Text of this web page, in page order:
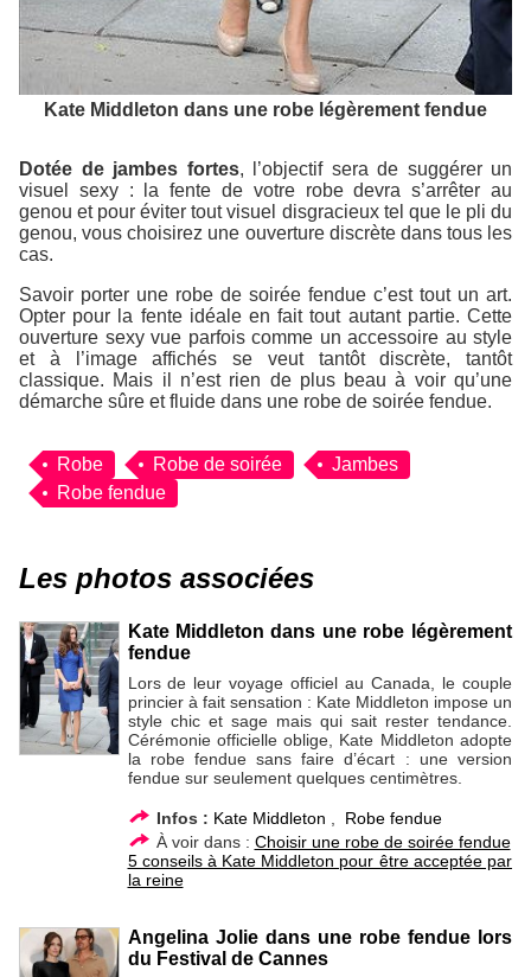
Kate Middleton dans une robe légèrement fendue
Dotée de jambes fortes, l’objectif sera de suggérer un
visuel sexy : la fente de votre robe devra s’arrêter au
genou et pour éviter tout visuel disgracieux tel que le pli du
genou, vous choisirez une ouverture discrète dans tous les
cas.
Savoir porter une robe de soirée fendue c’est tout un art.
Opter pour la fente idéale en fait tout autant partie. Cette
ouverture sexy vue parfois comme un accessoire au style
et à l’image affichés se veut tantôt discrète, tantôt
classique. Mais il n’est rien de plus beau à voir qu’une
démarche sûre et fluide dans une robe de soirée fendue.
Robe Robe de soirée
Jambes
Robe fendue
Les photos associées
Kate Middleton dans une robe légèrement
fendue
Lors de leur voyage officiel au Canada, le couple
princier à fait sensation : Kate Middleton impose un
style chic et sage mais qui sait rester tendance.
Cérémonie officielle oblige, Kate Middleton adopte
la robe fendue sans faire d’écart : une version
fendue sur seulement quelques centimètres.
Infos : Kate Middleton , Robe fendue
À voir dans : Choisir une robe de soirée fendue
5 conseils à Kate Middleton pour être acceptée par
la reine
Angelina Jolie dans une robe fendue lors
du Festival de Cannes